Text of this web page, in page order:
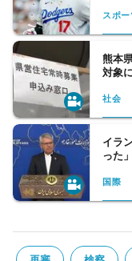
スポ
熊本
対象
社会
イラ
った
国際